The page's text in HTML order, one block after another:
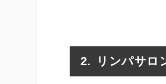
リンパサロ